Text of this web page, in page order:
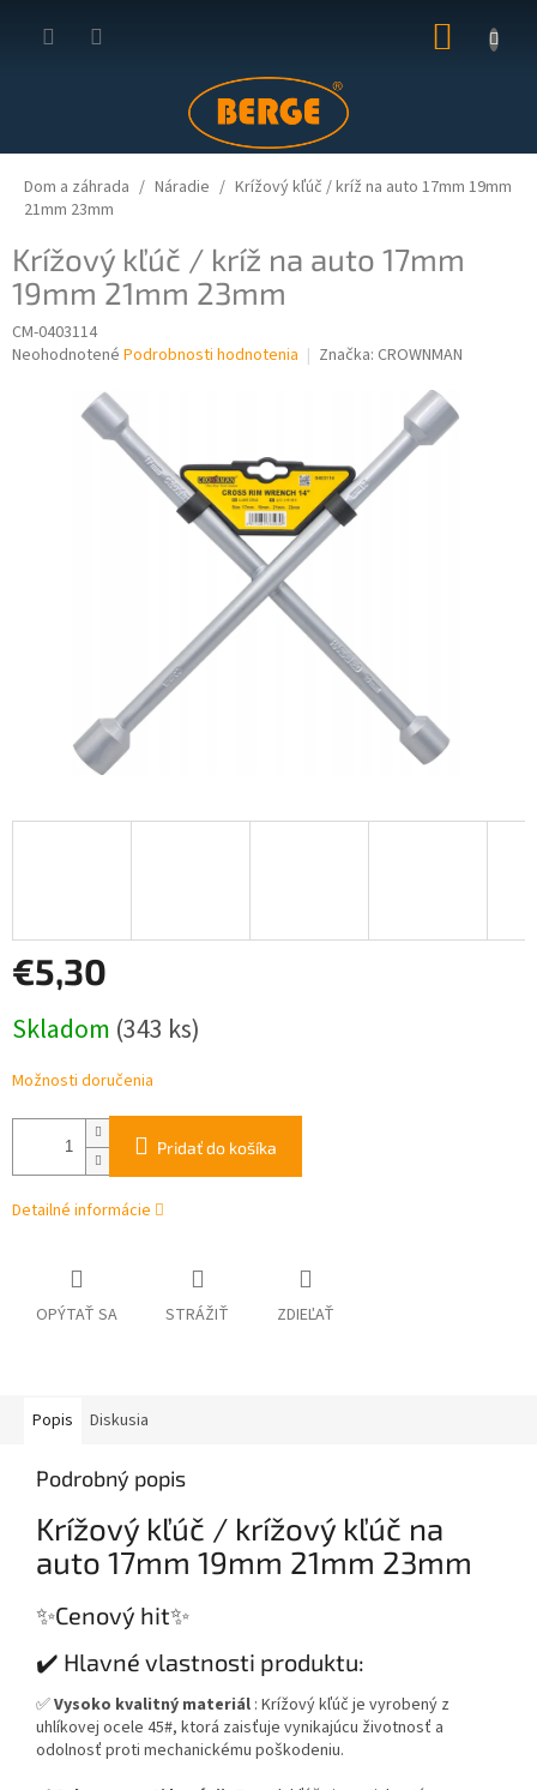
KOŠÍK
Dom a záhrada Náradie
Krížový kľúč / kríž na auto 17mm 19mm
21mm 23mm
Krížový kľúč / kríž na auto 17mm
19mm 21mm 23mm
CM-0403114
Priemerné
Neohodnotené Podrobnosti hodnotenia Značka: CROWNMAN
€5,30
cena:
Skladom (343 ks)
Možnosti doručenia
Pridať do košíka
Detailné informácie
OPÝTAŤ SA STRÁŽIŤ ZDIEĽAŤ
Popis Diskusia
Podrobný popis
Krížový kľúč / krížový kľúč na
auto 17mm 19mm 21mm 23mm
✨Cenový hit✨
✔️ Hlavné vlastnosti produktu:
✅Vysoko kvalitný materiál : Krížový kľúč je vyrobený z
uhlíkovej ocele 45#, ktorá zaisťuje vynikajúcu životnosť a
odolnosť proti mechanickému poškodeniu.